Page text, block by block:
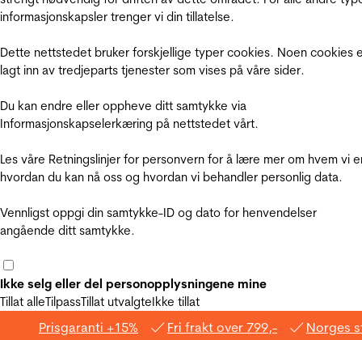
informasjonskapsler trenger vi din tillatelse.
Dette nettstedet bruker forskjellige typer cookies. Noen cookies
lagt inn av tredjeparts tjenester som vises på våre sider.
Du kan endre eller oppheve ditt samtykke via
Informasjonskapselerkæring på nettstedet vårt.
Les våre Retningslinjer for personvern for å lære mer om hvem vi
hvordan du kan nå oss og hvordan vi behandler personlig data.
Vennligst oppgi din samtykke-ID og dato for henvendelser
angående ditt samtykke.
Ikke selg eller del personopplysningene mine
Tillat alleTilpassTillat utvalgteIkke tillat
Prisgaranti +15% Fri frakt over 799,- Norges